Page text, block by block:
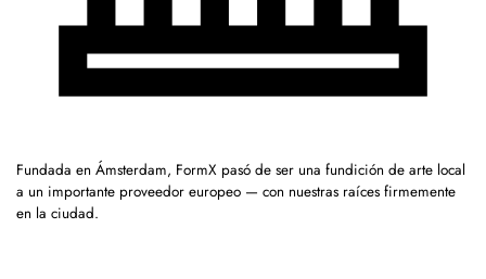
Fundada en Ámsterdam, FormX pasó de ser una fundición de arte local
a un importante proveedor europeo — con nuestras raíces firmemente
en la ciudad.